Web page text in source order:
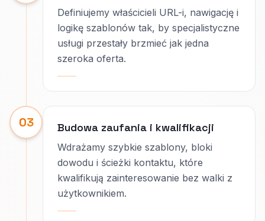
Definiujemy właścicieli URL-i, nawigację i
logikę szablonów tak, by specjalistyczne
usługi przestały brzmieć jak jedna
szeroka oferta.
03 Budowa zaufania i kwalifikacji
Wdrażamy szybkie szablony, bloki
dowodu i ścieżki kontaktu, które
kwalifikują zainteresowanie bez walki z
użytkownikiem.